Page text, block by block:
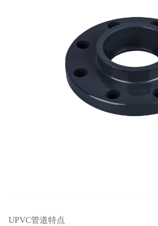
UPVC管道特点